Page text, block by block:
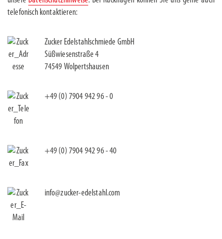
telefonisch kontaktieren:
Zucker Edelstahlschmiede GmbH
Süßwiesenstraße 4
74549 Wolpertshausen
+49 (0) 7904 942 96 - 0
+49 (0) 7904 942 96 - 40
info@zucker-edelstahl.com